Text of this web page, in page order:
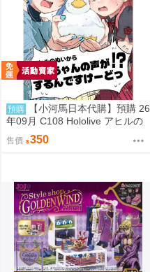
預購
【小河馬日本代購】預購 26
年09月 C108 Hololive アヒルの
ぬいからスバちゃんの声がする
んですけーどっ 繪師:MALINO
售價 350